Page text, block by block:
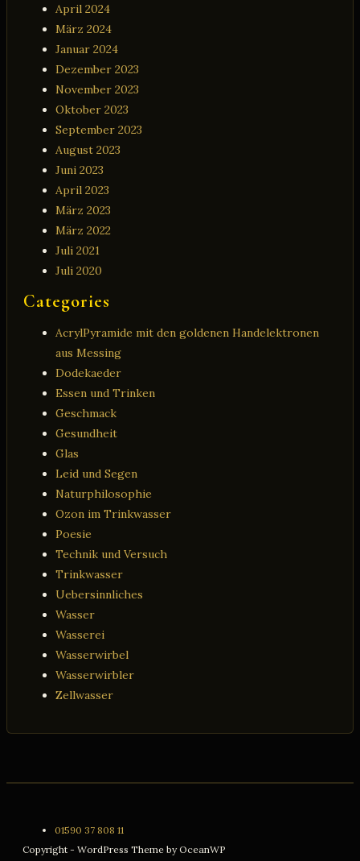
April 2024
März 2024
Januar 2024
Dezember 2023
November 2023
Oktober 2023
September 2023
August 2023
Juni 2023
April 2023
März 2023
März 2022
Juli 2021
Juli 2020
Categories
AcrylPyramide mit den goldenen Handelektronen
aus Messing
Dodekaeder
Essen und Trinken
Geschmack
Gesundheit
Glas
Leid und Segen
Naturphilosophie
Ozon im Trinkwasser
Poesie
Technik und Versuch
Trinkwasser
Uebersinnliches
Wasser
Wasserei
Wasserwirbel
Wasserwirbler
Zellwasser
01590 37 808 11
Copyright - WordPress Theme by OceanWP